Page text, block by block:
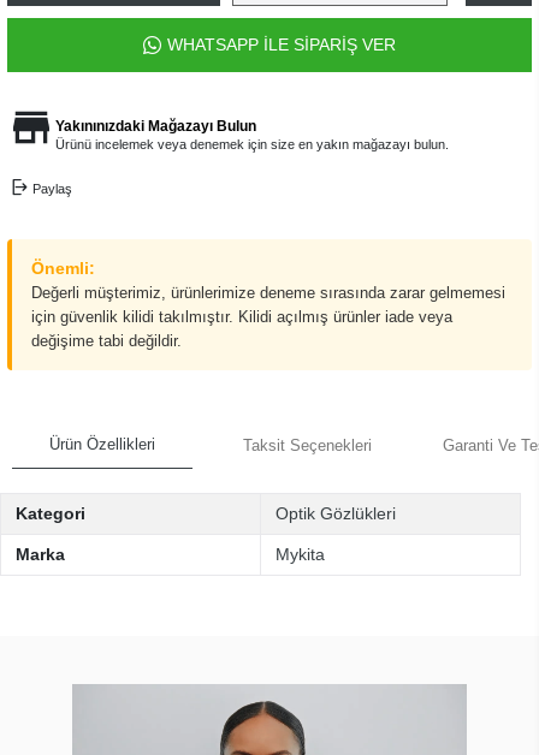
WHATSAPP İLE SİPARİŞ VER
Yakınınızdaki Mağazayı Bulun
Ürünü incelemek veya denemek için size en yakın mağazayı bulun.
Paylaş
Önemli:
Değerli müşterimiz, ürünlerimize deneme sırasında zarar gelmemesi
için güvenlik kilidi takılmıştır. Kilidi açılmış ürünler iade veya
değişime tabi değildir.
Ürün Özellikleri Taksit Seçenekleri Garanti Ve
Kategori Optik Gözlükleri
Marka Mykita